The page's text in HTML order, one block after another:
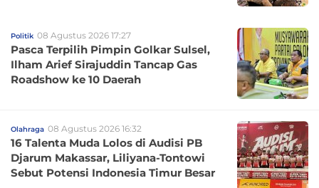
Politik 08 Agustus 2026 17:27
Pasca Terpilih Pimpin Golkar Sulsel,
Ilham Arief Sirajuddin Tancap Gas
Roadshow ke 10 Daerah
Olahraga 08 Agustus 2026 16:32
16 Talenta Muda Lolos di Audisi PB
Djarum Makassar, Liliyana-Tontowi
Sebut Potensi Indonesia Timur Besar